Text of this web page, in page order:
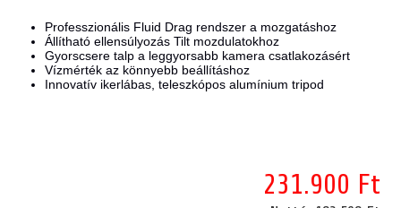
Professzionális Fluid Drag rendszer a mozgatáshoz
Állítható ellensúlyozás Tilt mozdulatokhoz
Gyorscsere talp a leggyorsabb kamera csatlakozásért
Vízmérték az könnyebb beállításhoz
Innovatív ikerlábas, teleszkópos alumínium tripod
231.900 Ft